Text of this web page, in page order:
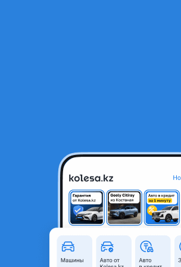
Турбокомпрессор Газон Некст Евро-5
Алматы,